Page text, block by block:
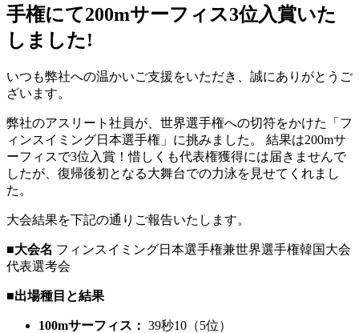
手権にて200mサーフィス3位入賞いた
しました!
いつも弊社への温かいご支援をいただき、誠にありがとうご
ざいます。
弊社のアスリート社員が、世界選手権への切符をかけた「フ
ィンスイミング日本選手権」に挑みました。 結果は200mサ
ーフィスで3位入賞！惜しくも代表権獲得には届きませんで
したが、復帰後初となる大舞台での力泳を見せてくれまし
た。
大会結果を下記の通りご報告いたします。
■大会名 フィンスイミング日本選手権兼世界選手権韓国大会
代表選考会
■出場種目と結果
100mサーフィス： 39秒10（5位）